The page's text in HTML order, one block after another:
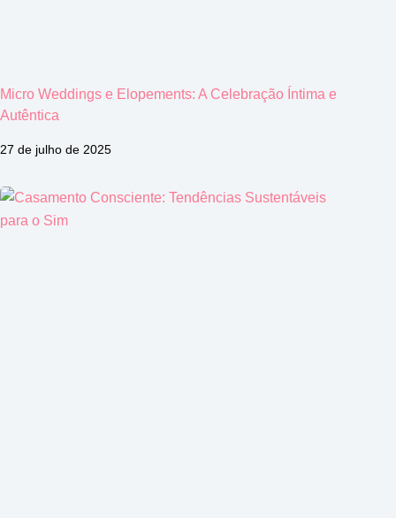
Micro Weddings e Elopements: A Celebração Íntima e
Autêntica
27 de julho de 2025